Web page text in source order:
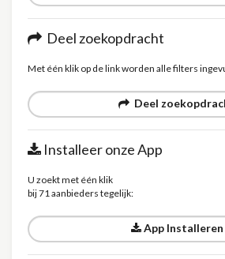
Deel zoekopdracht
Met één klik op de link worden alle filters
Deel
Installeer onze App
U zoekt met één klik
bij 71 aanbieders tegelijk:
App Installeren